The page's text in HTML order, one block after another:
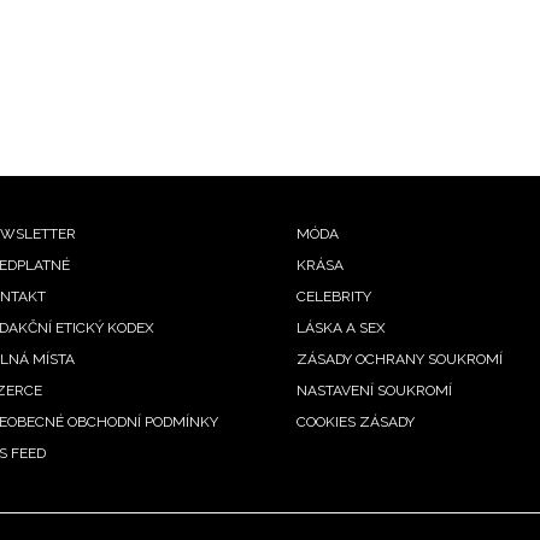
ETICKÝ KODEX
MÍSTA
OBCHODNÍ PODMÍNKY
FEED
MÓDA
KRÁSA
CELEBRITY
LÁSKA A SEX
ZÁSADY OCHRANY SOUKROMÍ
NASTAVENÍ SOUKROMÍ
COOKIES ZÁSADY